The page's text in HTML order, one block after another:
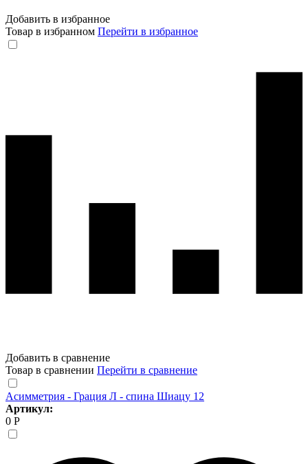
Добавить в избранное
Товар в избранном Перейти в избранное
Добавить в сравнение
Товар в сравнении Перейти в сравнение
Асимметрия - Грация Л - спина Шиацу 12
Артикул:
0 Р